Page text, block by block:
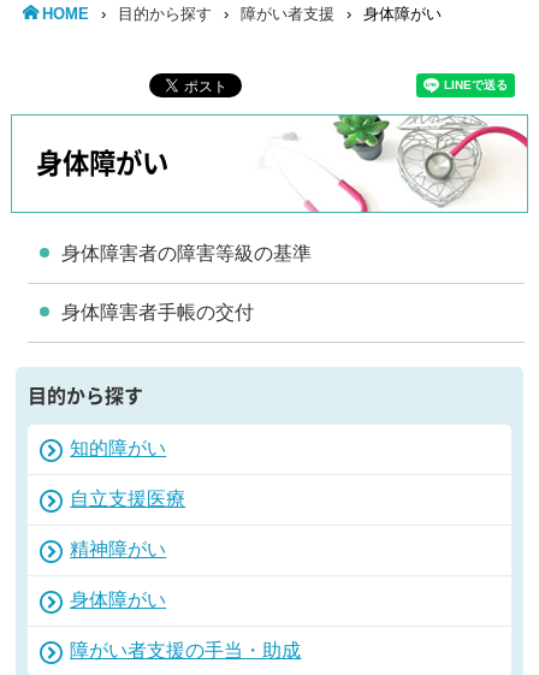
HOME › 目的から探す › 障がい者支援 › 身体障がい
身体障がい
身体障害者の障害等級の基準
身体障害者手帳の交付
目的から探す
知的障がい
自立支援医療
精神障がい
身体障がい
障がい者支援の手当・助成